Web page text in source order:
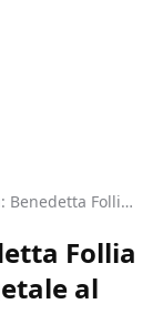
Box-Office Italia: Benedetta Follia vince il weekend, Il Vegetale al secondo posto
Follia
al